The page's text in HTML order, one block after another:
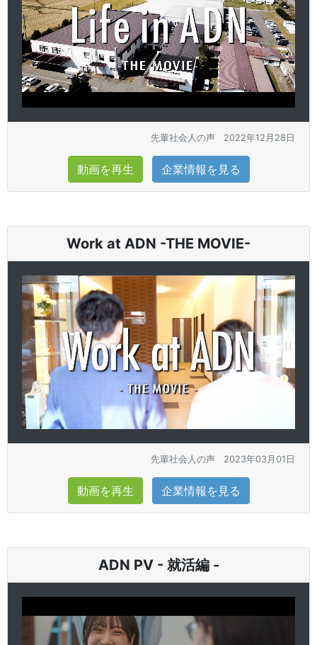
先輩社会人の声 2022年12月28日
動画を再生 企業情報を見る
Work at ADN -THE MOVIE-
先輩社会人の声 2023年03月01日
動画を再生 企業情報を見る
ADN PV - 就活編 -